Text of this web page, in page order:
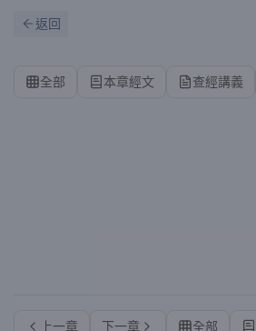
返回
全部 本章經文 查經講義
上一章 下一章 全部